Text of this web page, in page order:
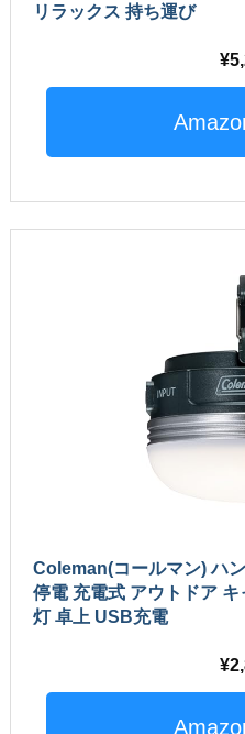
リラックス 持ち運び
Coleman(コールマン) ハ
停電 充電式 アウトドア
灯 卓上 USB充電